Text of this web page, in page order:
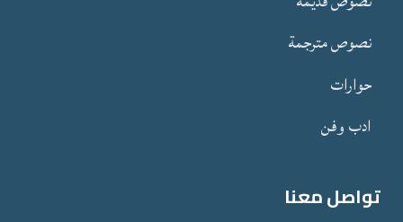
نصوص مترجمة
حوارات
ادب وفن
تواصل معنا